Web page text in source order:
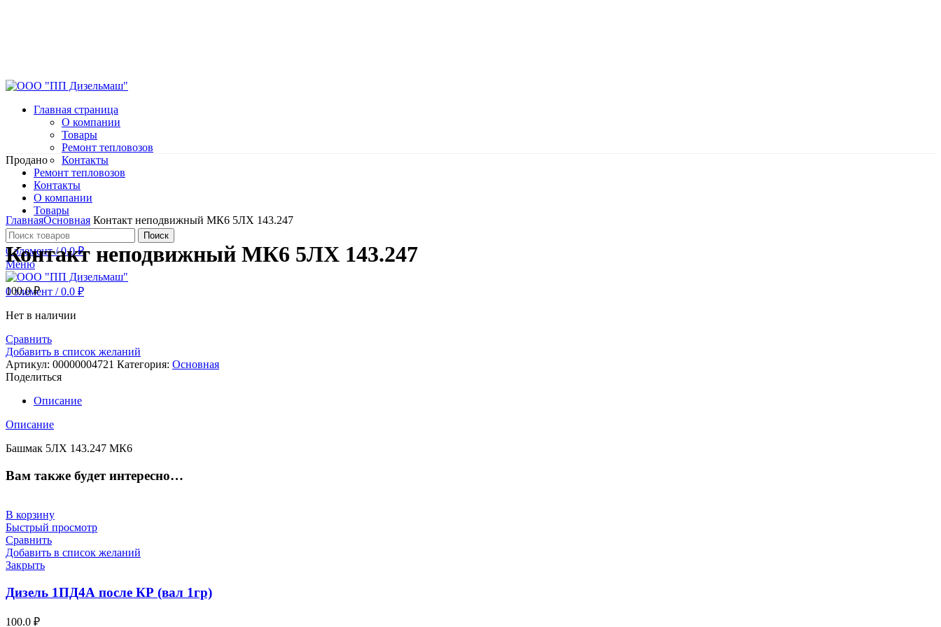
Главная страница
О компании
Товары
Ремонт тепловозов
Контакты
Ремонт тепловозов
Контакты
О компании
Товары
Поиск
0элемент / 0.0₽
Меню
0элемент / 0.0 ₽
Продано
Нажмите, чтобы увеличить
ГлавнаяОсновная Контакт неподвижный МК6 5ЛХ 143.247
Контакт неподвижный МК6 5ЛХ 143.247
100.0₽
Нет в наличии
Сравнить
Добавить в список желаний
Артикул: 00000004721 Категория: Основная
Поделиться
Описание
Описание
Башмак 5ЛХ 143.247 МК6
Вам также будет интересно…
В корзину
Быстрый просмотр
Сравнить
Добавить в список желаний
Закрыть
Дизель 1ПД4А после КР (вал 1гр)
100.0 ₽